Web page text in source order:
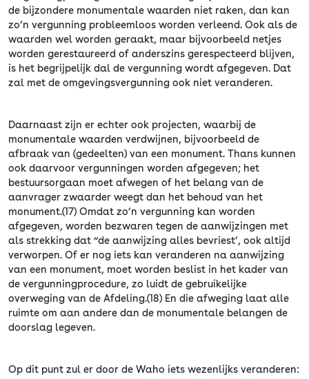
de bijzondere monumentale waarden niet raken, dan kan
zo’n vergunning probleemloos worden verleend. Ook als de
waarden wel worden geraakt, maar bijvoorbeeld netjes
worden gerestaureerd of anderszins gerespecteerd blijven,
is het begrijpelijk dal de vergunning wordt afgegeven. Dat
zal met de omgevingsvergunning ook niet veranderen.
Daarnaast zijn er echter ook projecten, waarbij de
monumentale waarden verdwijnen, bijvoorbeeld de
afbraak van (gedeelten) van een monument. Thans kunnen
ook daarvoor vergunningen worden afgegeven; het
bestuursorgaan moet afwegen of het belang van de
aanvrager zwaarder weegt dan het behoud van het
monument.(17) Omdat zo’n vergunning kan worden
afgegeven, worden bezwaren tegen de aanwijzingen met
als strekking dat “de aanwijzing alles bevriest’, ook altijd
verworpen. Of er nog iets kan veranderen na aanwijzing
van een monument, moet worden beslist in het kader van
de vergunningprocedure, zo luidt de gebruikelijke
overweging van de Afdeling.(18) En die afweging laat alle
ruimte om aan andere dan de monumentale belangen de
doorslag legeven.
Op dit punt zul er door de Waho iets wezenlijks veranderen: